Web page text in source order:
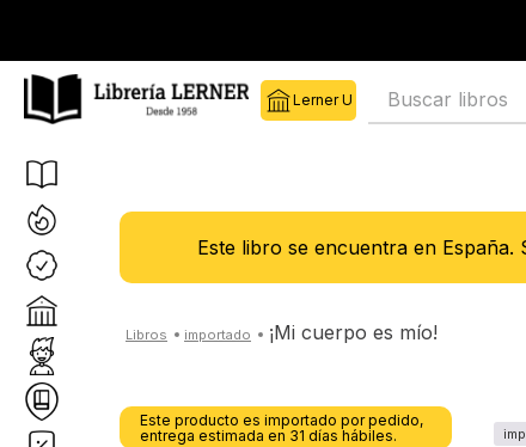
Buscar libros
Este libro se encuentra en
¡mi cuerpo es mío!
Este producto es importado por pedido,
entrega estimada en 31 días hábiles.